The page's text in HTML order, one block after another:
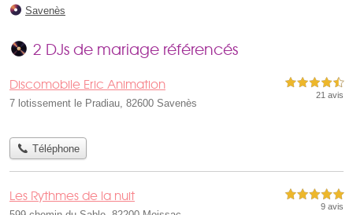
Savenès
2 DJs de mariage référencés
Discomobile Eric Animation
7 lotissement le Pradiau, 82600 Savenès
4,5 étoiles sur 5
21 avis
Téléphone
Les Rythmes de la nuit 5,0 étoiles sur 5
9 avis